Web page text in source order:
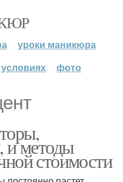
уроки маникюра
фото
и методы
стоимости